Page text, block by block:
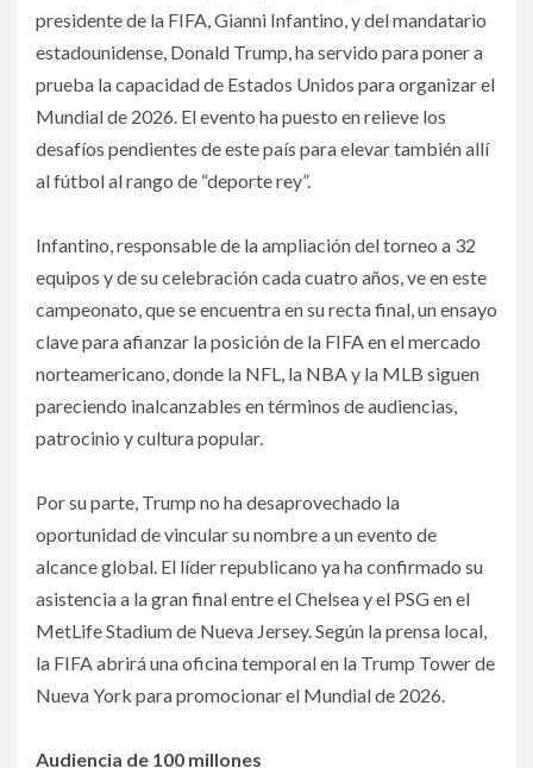
presidente de la FIFA, Gianni Infantino, y del mandatario
estadounidense, Donald Trump, ha servido para poner a
prueba la capacidad de Estados Unidos para organizar el
Mundial de 2026. El evento ha puesto en relieve los
desafíos pendientes de este país para elevar también allí
al fútbol al rango de “deporte rey”.
Infantino, responsable de la ampliación del torneo a 32
equipos y de su celebración cada cuatro años, ve en este
campeonato, que se encuentra en su recta final, un ensayo
clave para afianzar la posición de la FIFA en el mercado
norteamericano, donde la NFL, la NBA y la MLB siguen
pareciendo inalcanzables en términos de audiencias,
patrocinio y cultura popular.
Por su parte, Trump no ha desaprovechado la
oportunidad de vincular su nombre a un evento de
alcance global. El líder republicano ya ha confirmado su
asistencia a la gran final entre el Chelsea y el PSG en el
MetLife Stadium de Nueva Jersey. Según la prensa local,
la FIFA abrirá una oficina temporal en la Trump Tower de
Nueva York para promocionar el Mundial de 2026.
Audiencia de 100 millones